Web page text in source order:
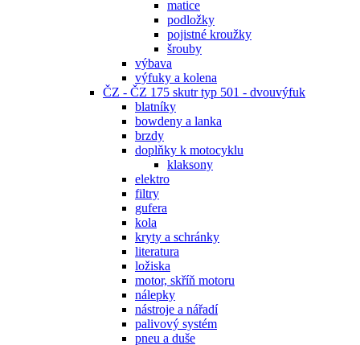
matice
podložky
pojistné kroužky
šrouby
výbava
výfuky a kolena
ČZ - ČZ 175 skutr typ 501 - dvouvýfuk
blatníky
bowdeny a lanka
brzdy
doplňky k motocyklu
klaksony
elektro
filtry
gufera
kola
kryty a schránky
literatura
ložiska
motor, skříň motoru
nálepky
nástroje a nářadí
palivový systém
pneu a duše